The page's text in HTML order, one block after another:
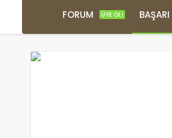
FORUM ÜYE OL!